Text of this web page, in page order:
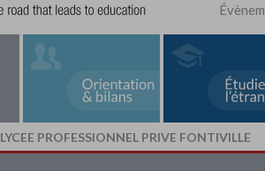
LYCEE PROFESSIONNEL PRIVE FONTIVILLE